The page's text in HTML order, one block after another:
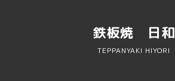
鉄板焼 日和
TEPPANYAKI HIYORI